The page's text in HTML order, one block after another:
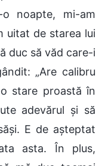
noapte, mi-am
uitat de starea lui
duc să văd care-i
„Are calibru
stare proastă în
adevărul și să
E de așteptat
asta. În plus,